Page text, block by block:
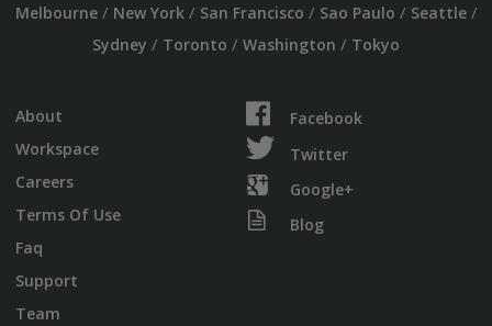
Melbourne/ New York/ San Francisco / Sao Paulo / Seattle/
Sydney / Toronto / Washington / Tokyo
About
Workspace
Careers
Terms Of Use
Faq
Support
Team
Facebook
Twitter
Google+
Blog